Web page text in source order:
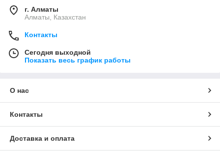
г. Алматы
Алматы, Казахстан
Контакты
Сегодня выходной
Показать весь график работы
О нас
Контакты
Доставка и оплата